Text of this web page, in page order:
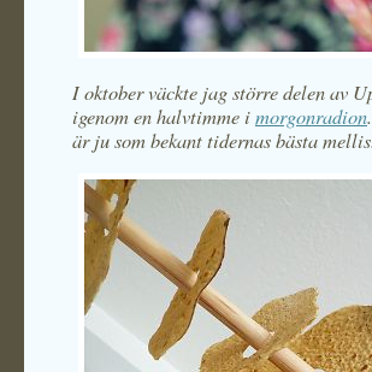
I oktober väckte jag större delen av
igenom en halvtimme imorgonradion
är ju som bekant tidernas bästa mellis.